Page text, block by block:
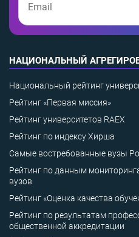
НАЦИОНАЛЬНЫЙ
Национальный рейтинг
Рейтинг «Первая миссия»
Рейтинг университетов RAEX
Рейтинг по индексу Хирша
Самые востребованные вузы
Рейтинг по данным
вузов
Рейтинг «Оценка качества
Рейтинг по результатам
общественной аккредитации